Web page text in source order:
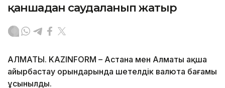
қаншадан саудаланып жатыр
АЛМАТЫ. KAZINFORM – Астана мен Алматы ақша
айырбастау орындарында шетелдік валюта бағамы
ұсынылды.